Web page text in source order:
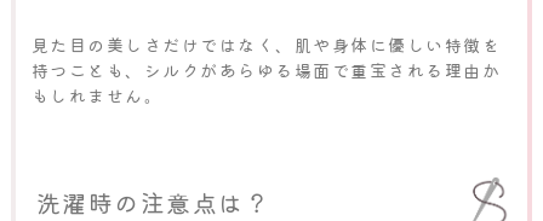
見た目の美しさだけではなく、肌や身体に優しい特徴を
持つことも、シルクがあらゆる場面で重宝される理由か
もしれません。
洗濯時の注意点は？